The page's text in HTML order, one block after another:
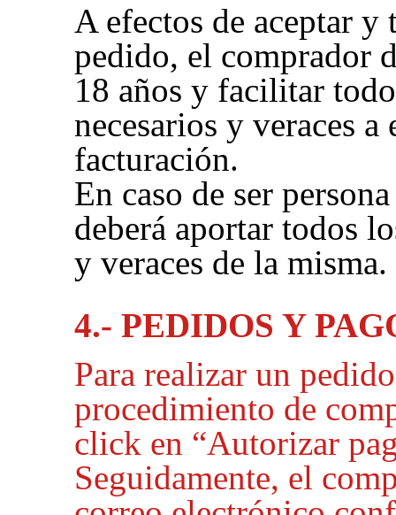
A efectos de aceptar y
pedido, el comprador
18 años y facilitar
necesarios y veraces a
facturación.
En caso de ser
deberá aportar todos
y veraces de la misma.
4.- PEDIDOS Y
Para realizar un
procedimiento de
click en “Autorizar
Seguidamente, el